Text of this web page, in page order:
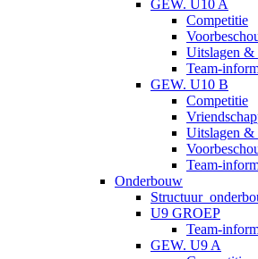
GEW. U10 A
Competitie
Uitslagen &
Team-
GEW. U10 B
Competitie
Uitslagen &
Team-
Onderbouw
U9 GROEP
Team-
GEW. U9 A